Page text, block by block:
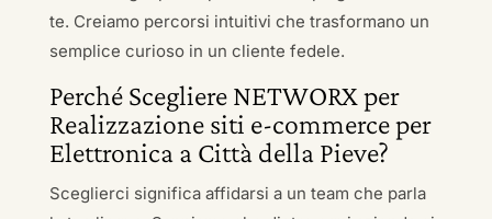
te. Creiamo percorsi intuitivi che trasformano un
semplice curioso in un cliente fedele.
Perché Scegliere NETWORX per
Realizzazione siti e-commerce per
Elettronica a Città della Pieve?
Sceglierci significa affidarsi a un team che parla